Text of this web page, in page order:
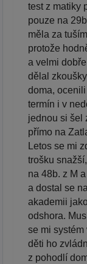
test z matiky
pouze na
měla za
protože
a velmi
dělal
doma,
termín i v
jednou si šel
přímo na
Letos se mi
trošku
na 48b. z M
a dostal se
akademii
odshora.
se mi systém
děti ho
z pohodlí